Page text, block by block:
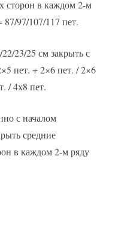
сторон в каждом 2-м
87/97/107/117 пет.
23/25 см закрыть с
пет. + 2×6 пет. / 2×6
/ 4х8 пет.
с началом
средние
в каждом 2-м ряду